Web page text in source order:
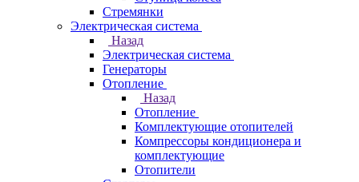
Стремянки
Электрическая система
Назад
Электрическая система
Генераторы
Отопление
Назад
Отопление
Комплектующие отопителей
Компрессоры кондиционера и
комплектующие
Отопители